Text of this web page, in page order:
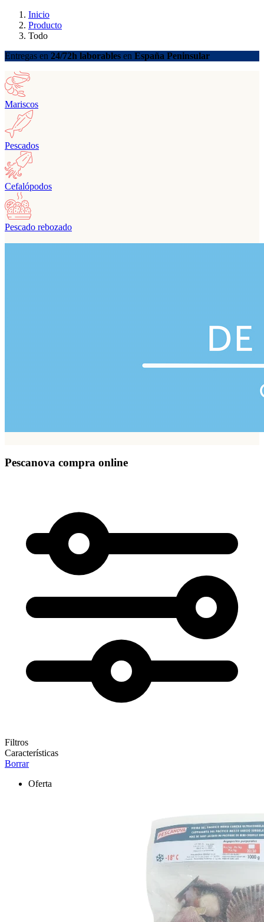
Inicio
Producto
Todo
Entregas en 24/72h laborables en España Peninsular
Mariscos
Pescados
Cefalópodos
Pescado rebozado
Pescanova compra online
Filtros
Características
Borrar
Oferta